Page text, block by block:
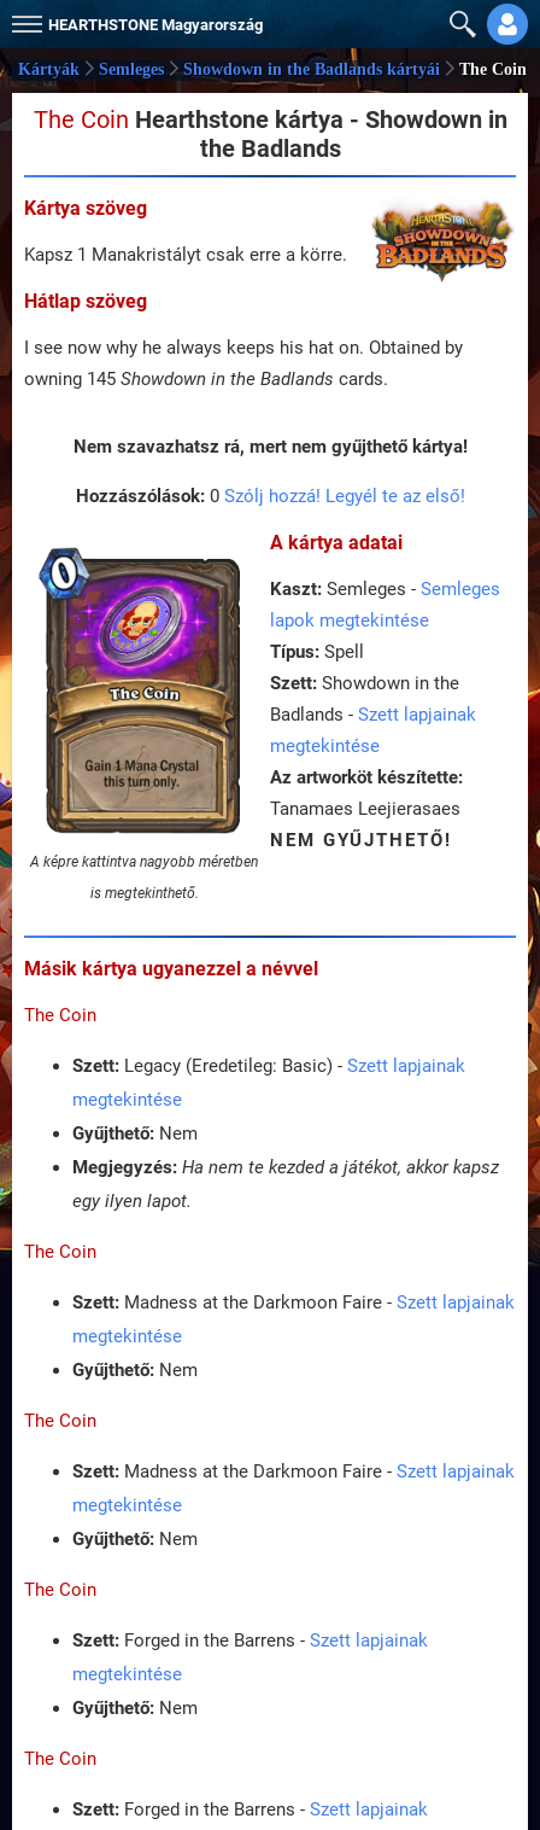
HEARTHSTONE Magyarország
Kártyák Semleges Showdown in the Badlands kártyái The Coin
The Coin Hearthstone kártya - Showdown in
the Badlands
Kártya szöveg
Kapsz 1 Manakristályt csak erre a körre.
Hátlap szöveg
I see now why he always keeps his hat on. Obtained by
owning 145 Showdown in the Badlands cards.
Nem szavazhatsz rá, mert nem gyűjthető kártya!
Hozzászólások:0 Szólj hozzá! Legyél te az első!
A képre kattintva nagyobb méretben
is megtekinthető.
A kártya adatai
Kaszt: Semleges - Semleges
lapok megtekintése
Típus: Spell
Szett: Showdown in the
Badlands - Szett lapjainak
megtekintése
Az artworköt készítette:
Tanamaes Leejierasaes
NEM GYŰJTHETŐ!
Másik kártya ugyanezzel a névvel
The Coin
Szett: Legacy (Eredetileg: Basic) - Szett lapjainak
megtekintése
Gyűjthető: Nem
Megjegyzés: Ha nem te kezded a játékot, akkor kapsz
egy ilyen lapot.
The Coin
Szett: Madness at the Darkmoon Faire - Szett lapjainak
megtekintése
Gyűjthető: Nem
The Coin
Szett: Madness at the Darkmoon Faire - Szett lapjainak
megtekintése
Gyűjthető: Nem
The Coin
Szett: Forged in the Barrens - Szett lapjainak
megtekintése
Gyűjthető: Nem
The Coin
Szett: Forged in the Barrens - Szett lapjainak